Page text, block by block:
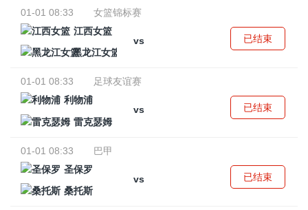
01-01 08:33
女篮锦标赛
江西女篮
vs
黑龙江女篮
已结束
01-01 08:33
足球友谊赛
利物浦
vs
雷克瑟姆
已结束
01-01 08:33
巴甲
圣保罗
vs
桑托斯
已结束